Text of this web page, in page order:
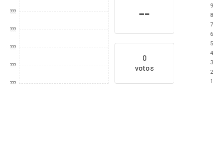
???
???
???
???
???
--
0
votos
9
8
7
6
5
4
3
2
1